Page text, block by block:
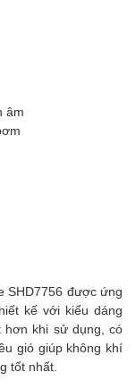
âm
SHD7756 được ứng
kế với kiểu dáng
hơn khi sử dụng, có
gió giúp không khí
tốt nhất.